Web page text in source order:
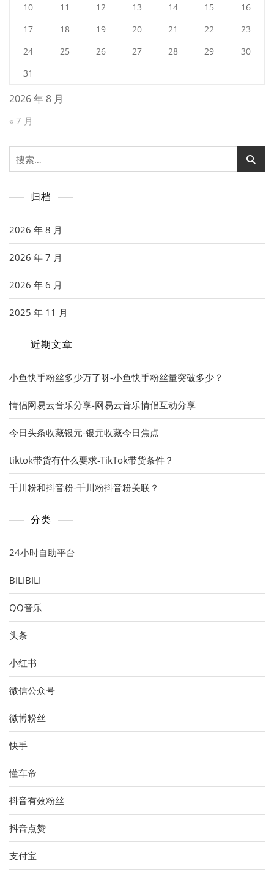
2026 年 8 月
10
11 12 13 14 15
16
17
18 19 20 21 22
23
24
25 26 27 28 29
30
31
« 7 月
搜
索：
归档
2026 年 8 月
2026 年 7 月
2026 年 6 月
2025 年 11 月
近期文章
小鱼快手粉丝多少万了呀-小鱼快手粉丝量突破多少？
情侣网易云音乐分享-网易云音乐情侣互动分享
今日头条收藏银元-银元收藏今日焦点
tiktok带货有什么要求-TikTok带货条件？
千川粉和抖音粉-千川粉抖音粉关联？
分类
24小时自助平台
BILIBILI
QQ音乐
头条
小红书
微信公众号
微博粉丝
快手
懂车帝
抖音有效粉丝
抖音点赞
支付宝